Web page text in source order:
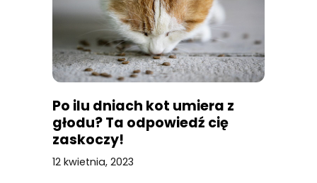
Po ilu dniach kot umiera z
głodu? Ta odpowiedź cię
zaskoczy!
12 kwietnia, 2023